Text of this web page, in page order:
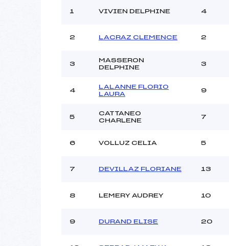
MANCHE 1
Heure de départ :
Ouvreurs A :
Ouvreurs C :
Pénalité appliquée :
1 VIVIEN DELPHINE 4
2 LACRAZ CLEMENCE 2
3
MASSERON
DELPHINE
3
4
LALANNE FLORIO
LAURA
9
5
CATTANEO
CHARLENE
7
6 VOLLUZ CELIA 5
7 DEVILLAZ FLORIANE 13
8 LEMERY AUDREY 10
9 DURAND ELISE 20